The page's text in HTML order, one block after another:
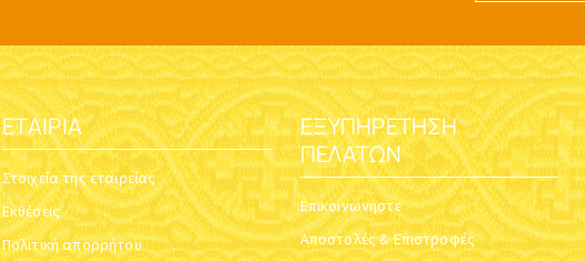
ΕΤΑΙΡΊΑ
Στοιχεία της εταιρείας
Εκθέσεις
Πολιτική απορρήτου
ΕΞΥΠΗΡΈΤΗΣΗ
ΠΕΛΑΤΏΝ
Επικοινωνήστε
Αποστολές & Επιστροφές